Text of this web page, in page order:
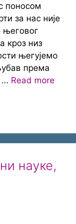
поносом
за нас није
његовог
кроз низ
његујемо
према
… Read more
науке,